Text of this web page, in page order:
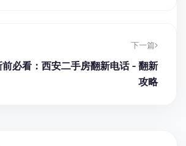
下一篇
必看：西安二手房翻新电话 - 翻新
攻略